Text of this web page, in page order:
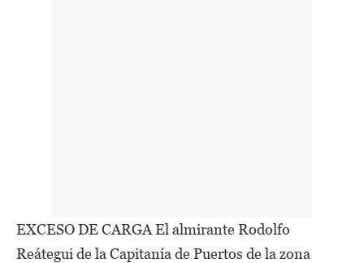
EXCESO DE CARGA El almirante Rodolfo
Reátegui de la Capitanía de Puertos de la zona